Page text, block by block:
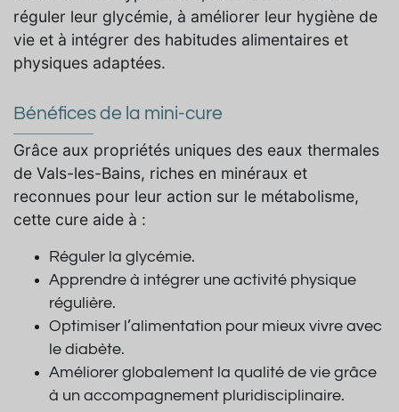
réguler leur glycémie, à améliorer leur hygiène de
vie et à intégrer des habitudes alimentaires et
physiques adaptées.
Bénéfices de la mini-cure
Grâce aux propriétés uniques des eaux thermales
de Vals-les-Bains, riches en minéraux et
reconnues pour leur action sur le métabolisme,
cette cure aide à :
Réguler la glycémie.
Apprendre à intégrer une activité physique
régulière.
Optimiser l’alimentation pour mieux vivre avec
le diabète.
Améliorer globalement la qualité de vie grâce
à un accompagnement pluridisciplinaire.